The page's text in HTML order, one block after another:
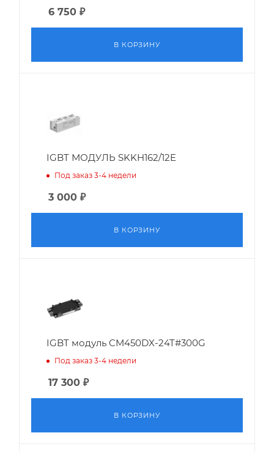
6 750 ₽
В КОРЗИНУ
IGBT МОДУЛЬ SKKH162/12E
Под заказ 3-4 недели
3 000 ₽
В КОРЗИНУ
IGBT модуль CM450DX-24T#300G
Под заказ 3-4 недели
17 300 ₽
В КОРЗИНУ